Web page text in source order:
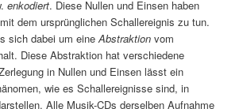
enkodiert. Diese Nullen und Einsen haben
dem ursprünglichen Schallereignis zu tun.
sich dabei um eineAbstraktion vom
Diese Abstraktion hat verschiedene
in Nullen und Einsen lässt ein
wie es Schallereignisse sind, in
Alle Musik-CDs derselben Aufnahme